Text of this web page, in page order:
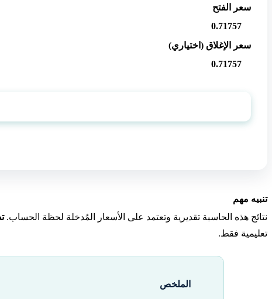
سعر الفتح
سعر الإغلاق (اختياري)
تنبيه مهم
نتائج هذه الحاسبة تقديرية وتعتمد على الأسعار المُدخلة لحظة الحساب.
تعليمية فقط.
الملخص